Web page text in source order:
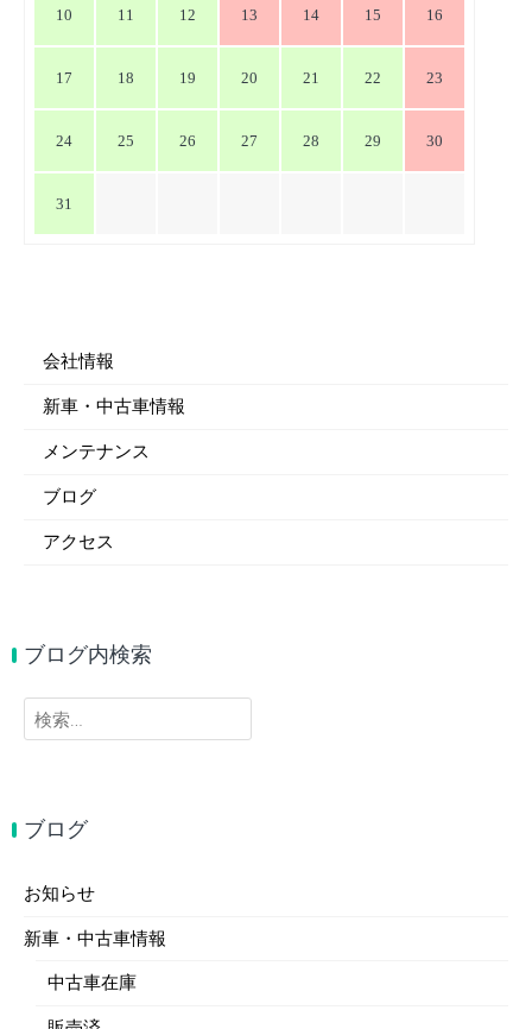
10 11 12 13 14 15 16
17 18 19 20 21 22 23
24 25 26 27 28 29 30
31
会社情報
新車・中古車情報
メンテナンス
ブログ
アクセス
ブログ内検索
検
索:
ブログ
お知らせ
新車・中古車情報
中古車在庫